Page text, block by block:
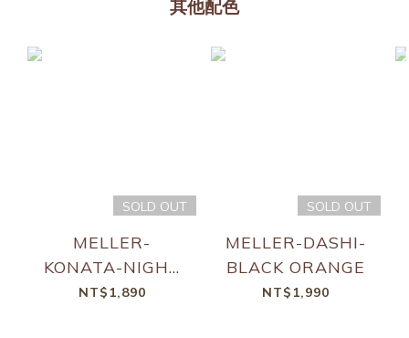
其他配色
SOLD OUT
MELLER-
KONATA-NIGHT
KAKAO
NT$1,890
SOLD OUT
MELLER-DASHI-
BLACK ORANGE
NT$1,990